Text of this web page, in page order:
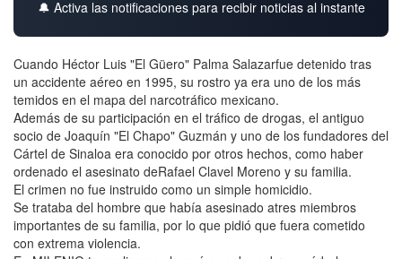
🔔 Activa las notificaciones para recibir noticias al instante
Cuando Héctor Luis "El Güero" Palma Salazarfue detenido tras
un accidente aéreo en 1995, su rostro ya era uno de los más
temidos en el mapa del narcotráfico mexicano.
Además de su participación en el tráfico de drogas, el antiguo
socio de Joaquín "El Chapo" Guzmán y uno de los fundadores del
Cártel de Sinaloa era conocido por otros hechos, como haber
ordenado el asesinato deRafael Clavel Moreno y su familia.
El crimen no fue instruido como un simple homicidio.
Se trataba del hombre que había asesinado atres miembros
importantes de su familia, por lo que pidió que fuera cometido
con extrema violencia.